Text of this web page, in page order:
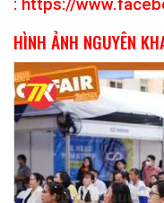
: https://
HÌNH ẢNH NGUYÊN